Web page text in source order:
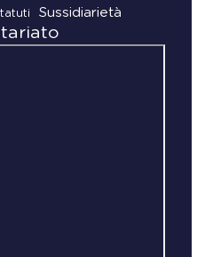
Sussidiarietà